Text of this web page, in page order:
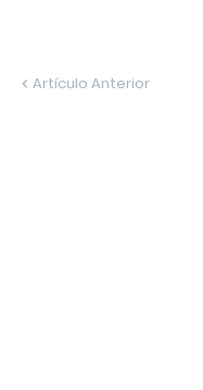
Artículo Anterior